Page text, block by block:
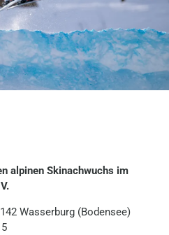
alpinen Skinachwuchs im
Wasserburg (Bodensee)